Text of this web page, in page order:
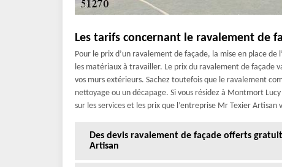
Les tarifs concernant le ravalement de
Pour le prix d’un ravalement de façade, la mise en place de
les matériaux à travailler. Le prix du ravalement de façade
vos murs extérieurs. Sachez toutefois que le ravalement
nettoyage ou un décapage. Si vous résidez à Montmort
sur les services et les prix que l’entreprise Mr Texier Artisan
Des devis ravalement de façade offerts
Artisan